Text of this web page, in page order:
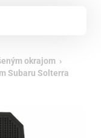
okrajom ›
Subaru Solterra